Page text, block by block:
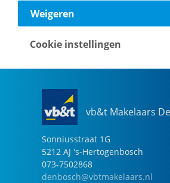
vb&t Makelaars
Sonniusstraat 1G
5212 AJ 's-Hertogenbosch
073-7502868
denbosch@vbtmakelaars.nl
Weigeren
Cookie instellingen